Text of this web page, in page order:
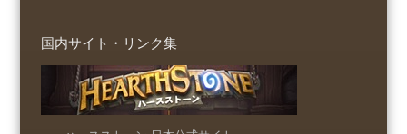
国内サイト・リンク集